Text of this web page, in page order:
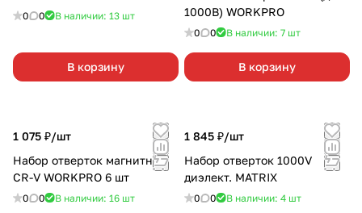
0 0 В наличии: 13 шт
В корзину
1000В) WORKPRO
0 0 В наличии: 7 шт
В корзину
1 075 ₽/шт
Набор отверток магнитных
CR-V WORKPRO 6 шт
0 0 В наличии: 16 шт
1 845 ₽/шт
Набор отверток 1000V
диэлект. MATRIX
0 0 В наличии: 4 шт